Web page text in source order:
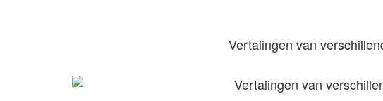
Vertalingen van